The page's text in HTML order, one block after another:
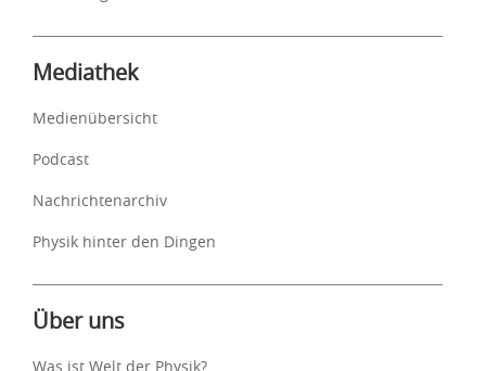
Mediathek
Medienübersicht
Podcast
Nachrichtenarchiv
Physik hinter den Dingen
Über uns
Was ist Welt der Physik?